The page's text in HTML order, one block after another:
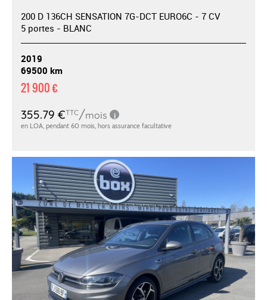
200 D 136CH SENSATION 7G-DCT EURO6C - 7 CV
5 portes - BLANC
2019
69500 km
21 900 €